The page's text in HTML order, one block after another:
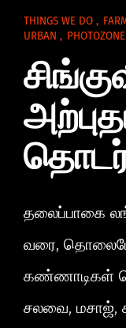
THINGS WE DO ,
URBAN , PHOTOZONE
தலைப்பாகை
வரை,
கண்ணாடிகள்
சலவை, மசாஜ்,